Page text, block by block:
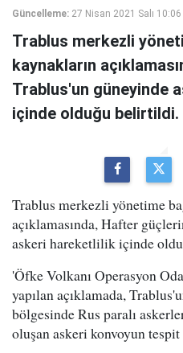
Güncelleme: 27 Nisan 2021 Salı 10:06
Trablus merkezli
kaynakların
Trablus'un güneyinde
içinde olduğu belirtildi.
Trablus merkezli yönetime
açıklamasında, Hafter
askeri hareketlilik içinde
'Öfke Volkanı Operasyon
yapılan açıklamada,
bölgesinde Rus paralı
oluşan askeri konvoyun